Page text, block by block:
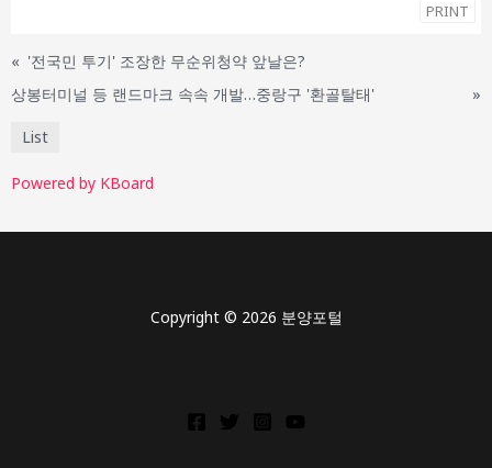
PRINT
« '전국민 투기' 조장한 무순위청약 앞날은?
상봉터미널 등 랜드마크 속속 개발…중랑구 '환골탈태'
»
List
Powered by KBoard
Copyright © 2026 분양포털